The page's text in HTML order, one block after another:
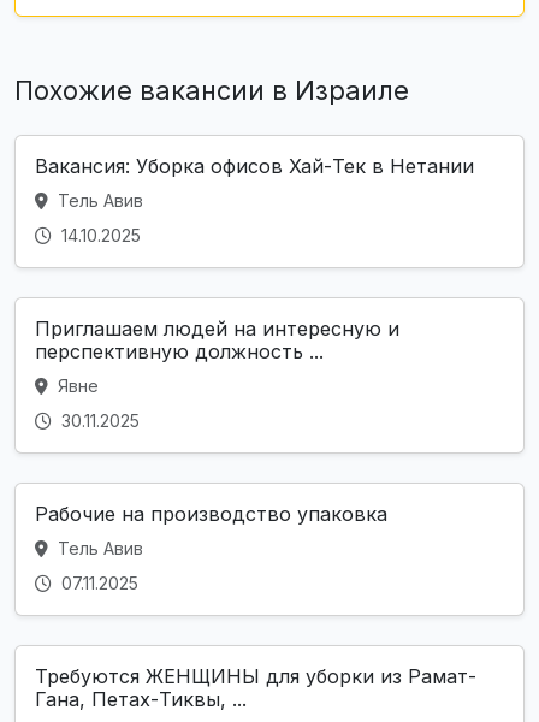
Похожие вакансии в Израиле
Вакансия: Уборка офисов Хай-Тек в Нетании
Тель Авив
14.10.2025
Приглашаем людей на интересную и
перспективную должность ...
Явне
30.11.2025
Рабочие на производство упаковка
Тель Авив
07.11.2025
Требуются ЖЕНЩИНЫ для уборки из Рамат-
Гана, Петах-Тиквы, ...